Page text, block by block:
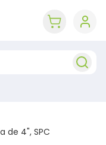
de 4", SPC